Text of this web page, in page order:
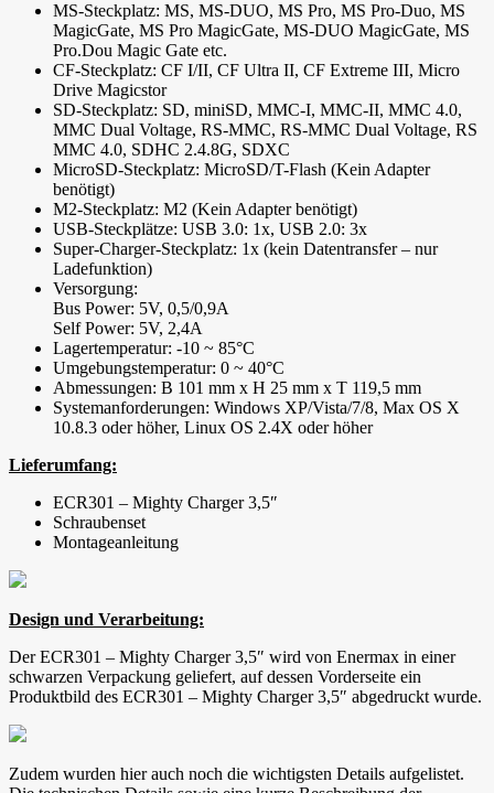
MS-Steckplatz: MS, MS-DUO, MS Pro, MS Pro-Duo, MS
MagicGate, MS Pro MagicGate, MS-DUO MagicGate, MS
Pro.Dou Magic Gate etc.
CF-Steckplatz: CF I/II, CF Ultra II, CF Extreme III, Micro
Drive Magicstor
SD-Steckplatz: SD, miniSD, MMC-I, MMC-II, MMC 4.0,
MMC Dual Voltage, RS-MMC, RS-MMC Dual Voltage, RS
MMC 4.0, SDHC 2.4.8G, SDXC
MicroSD-Steckplatz: MicroSD/T-Flash (Kein Adapter
benötigt)
M2-Steckplatz: M2 (Kein Adapter benötigt)
USB-Steckplätze: USB 3.0: 1x, USB 2.0: 3x
Super-Charger-Steckplatz: 1x (kein Datentransfer – nur
Ladefunktion)
Versorgung:
Bus Power: 5V, 0,5/0,9A
Self Power: 5V, 2,4A
Lagertemperatur: -10 ~ 85°C
Umgebungstemperatur: 0 ~ 40°C
Abmessungen: B 101 mm x H 25 mm x T 119,5 mm
Systemanforderungen: Windows XP/Vista/7/8, Max OS X
10.8.3 oder höher, Linux OS 2.4X oder höher
Lieferumfang:
ECR301 – Mighty Charger 3,5″
Schraubenset
Montageanleitung
Design und Verarbeitung:
Der ECR301 – Mighty Charger 3,5″ wird von Enermax in einer
schwarzen Verpackung geliefert, auf dessen Vorderseite ein
Produktbild des ECR301 – Mighty Charger 3,5″ abgedruckt wurde.
Zudem wurden hier auch noch die wichtigsten Details aufgelistet.